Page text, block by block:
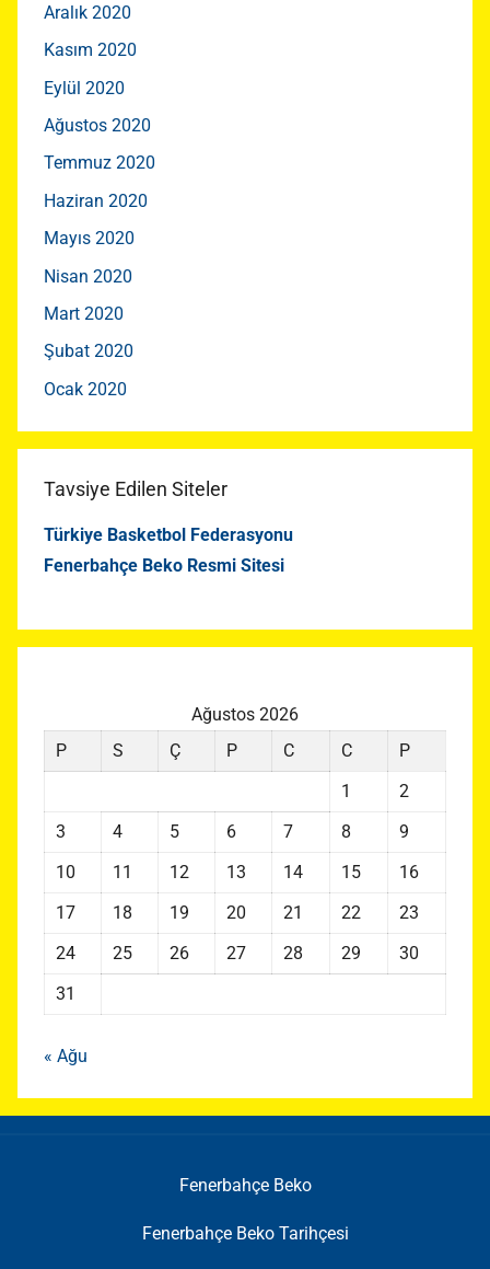
Aralık 2020
Kasım 2020
Eylül 2020
Ağustos 2020
Temmuz 2020
Haziran 2020
Mayıs 2020
Nisan 2020
Mart 2020
Şubat 2020
Ocak 2020
Tavsiye Edilen Siteler
Türkiye Basketbol Federasyonu
Fenerbahçe Beko Resmi Sitesi
Ağustos 2026
P
S Ç P C C
P
1
2
3
4 5 6 7 8
9
10
11 12 13 14 15
16
17
18 19 20 21 22
23
24
25 26 27 28 29
30
31
« Ağu
Fenerbahçe Beko
Fenerbahçe Beko Tarihçesi